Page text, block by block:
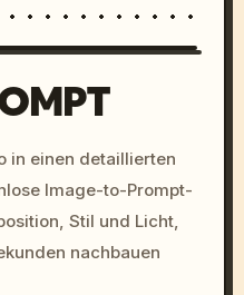
c, cyberpunk sunset, neon
colors, 8k --v 6.0
in einen detaillierten
Image-to-Prompt-
Stil und Licht,
nachbauen